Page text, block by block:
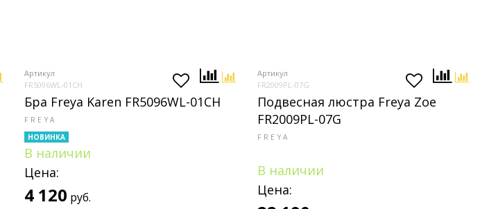
Артикул
FR5096WL-01CH
Бра Freya Karen FR5096WL-01CH
FREYA
НОВИНКА
В наличии
Цена:
4 120 руб.
Артикул
FR2009PL-07G
Подвесная люстра Freya Zoe
FR2009PL-07G
FREYA
В наличии
Цена: